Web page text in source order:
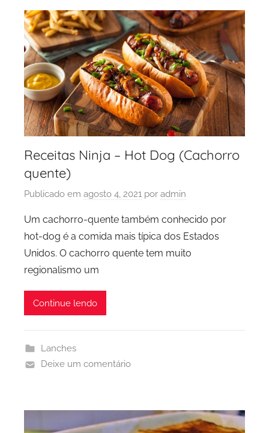
Receitas Ninja – Hot Dog (Cachorro
quente)
Publicado em agosto 4, 2021 por admin
Um cachorro-quente também conhecido por
hot-dog é a comida mais típica dos Estados
Unidos. O cachorro quente tem muito
regionalismo um
Continue lendo
Lanches
Deixe um comentário